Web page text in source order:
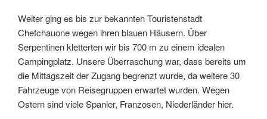
Weiter ging es bis zur bekannten Touristenstadt
Chefchauone wegen ihren blauen Häusern. Über
Serpentinen kletterten wir bis 700 m zu einem idealen
Campingplatz. Unsere Überraschung war, dass bereits um
die Mittagszeit der Zugang begrenzt wurde, da weitere 30
Fahrzeuge von Reisegruppen erwartet wurden. Wegen
Ostern sind viele Spanier, Franzosen, Niederländer hier.